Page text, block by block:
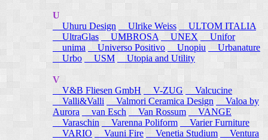
U
Uhuru Design
Ulrike Weiss
ULTOM ITALIA
UltraGlas
UMBROSA UNEX
Unifor
unima
Universo Positivo Unopiu
Urbanature
Urbo
USM Utopia and Utility
V
V&B Fliesen GmbH
V-ZUG
Valcucine
Valli&Valli
Valmori Ceramica Design
Valoa by
Aurora
van Esch Van Rossum
VANGE
Varaschin
Varenna Poliform
Varier Furniture
VARIO
Vauni Fire Venetia Studium
Ventura